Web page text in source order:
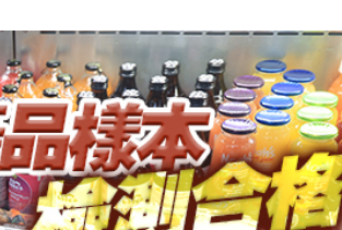
作戰方式
現國際傳播力量